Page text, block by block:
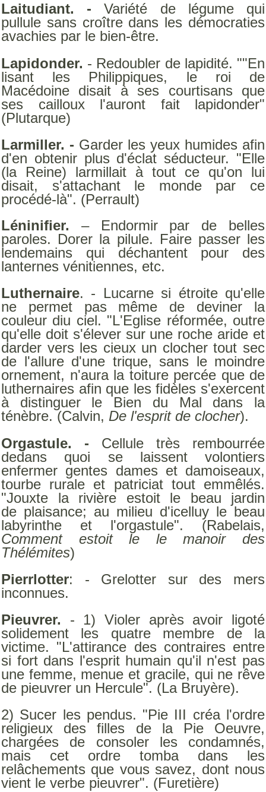
Laitudiant. - Variété de légume qui
pullule sans croître dans les démocraties
avachies par le bien-être.
Lapidonder. - Redoubler de lapidité. ""En
lisant les Philippiques, le roi de
Macédoine disait à ses courtisans que
ses cailloux l'auront fait lapidonder"
(Plutarque)
Larmiller. - Garder les yeux humides afin
d'en obtenir plus d'éclat séducteur. "Elle
(la Reine) larmillait à tout ce qu'on lui
disait, s'attachant le monde par ce
procédé-là". (Perrault)
Léninifier. – Endormir par de belles
paroles. Dorer la pilule. Faire passer les
lendemains qui déchantent pour des
lanternes vénitiennes, etc.
Luthernaire. - Lucarne si étroite qu'elle
ne permet pas même de deviner la
couleur diu ciel. "L'Eglise réformée, outre
qu'elle doit s'élever sur une roche aride et
darder vers les cieux un clocher tout sec
de l'allure d'une trique, sans le moindre
ornement, n'aura la toiture percée que de
luthernaires afin que les fidèles s'exercent
à distinguer le Bien du Mal dans la
ténèbre. (Calvin, De l'esprit de clocher).
Orgastule. - Cellule très rembourrée
dedans quoi se laissent volontiers
enfermer gentes dames et damoiseaux,
tourbe rurale et patriciat tout emmêlés.
"Jouxte la rivière estoit le beau jardin
de plaisance; au milieu d'icelluy le beau
labyrinthe et l'orgastule". (Rabelais,
Comment estoit le le manoir des
Thélémites)
Pierrlotter: - Grelotter sur des mers
inconnues.
Pieuvrer. - 1) Violer après avoir ligoté
solidement les quatre membre de la
victime. "L'attirance des contraires entre
si fort dans l'esprit humain qu'il n'est pas
une femme, menue et gracile, qui ne rêve
de pieuvrer un Hercule". (La Bruyère).
2) Sucer les pendus. "Pie III créa l'ordre
religieux des filles de la Pie Oeuvre,
chargées de consoler les condamnés,
mais cet ordre tomba dans les
relâchements que vous savez, dont nous
vient le verbe pieuvrer". (Furetière)